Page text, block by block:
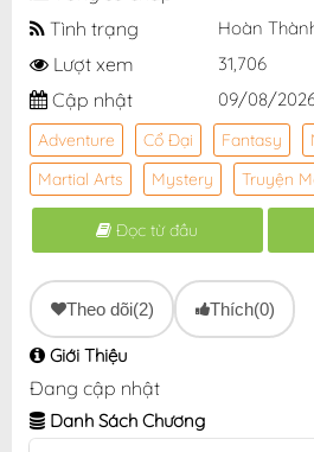
Tình trạng Hoàn
Lượt xem 31,706
Cập nhật 09/08/
Adventure Cổ Đại Fantasy
Martial Arts
Mystery Truyện
Đọc từ đầu
Theo dõi(2) Thích(0)
Giới Thiệu
Đang cập nhật
Danh Sách Chương